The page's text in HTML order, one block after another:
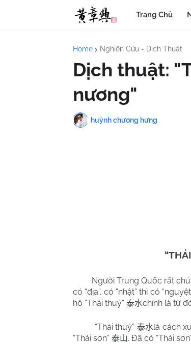
Trang Chủ
Home Nghiên Cứu - Dịch Thuật
Dịch thuật:
nương"
huỳnh chương hưng
Người Trung Quốc rất
có “địa”, có “nhật” thì có
hô “Thái thuỷ” 泰水chính là từ
“Thái thuỷ” 泰水là cách
“Thái sơn”泰山. Đã có “Thái